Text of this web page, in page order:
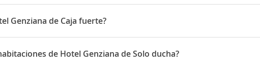
permite Otros animales de compañía en las habitaciones
Genziana de Caja fuerte?
dispone de Caja fuerte
de Hotel Genziana de Solo ducha?